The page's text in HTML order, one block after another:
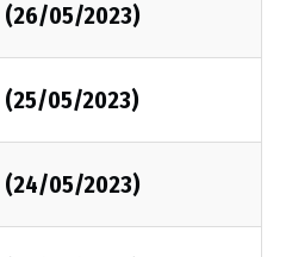
(26/05/2023)
(25/05/2023)
(24/05/2023)